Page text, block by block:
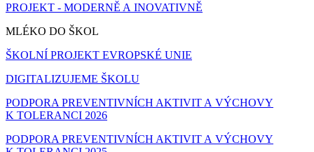
PROJEKT - MODERNĚ A INOVATIVNĚ
MLÉKO DO ŠKOL
ŠKOLNÍ PROJEKT EVROPSKÉ UNIE
DIGITALIZUJEME ŠKOLU
PODPORA PREVENTIVNÍCH AKTIVIT A VÝCHOVY
K TOLERANCI 2026
PODPORA PREVENTIVNÍCH AKTIVIT A VÝCHOVY